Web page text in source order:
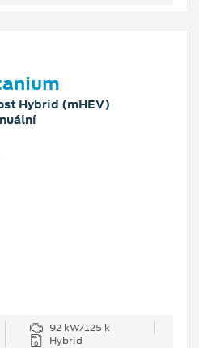
Hybrid (mHEV)
92 kW/125 k
Hybrid